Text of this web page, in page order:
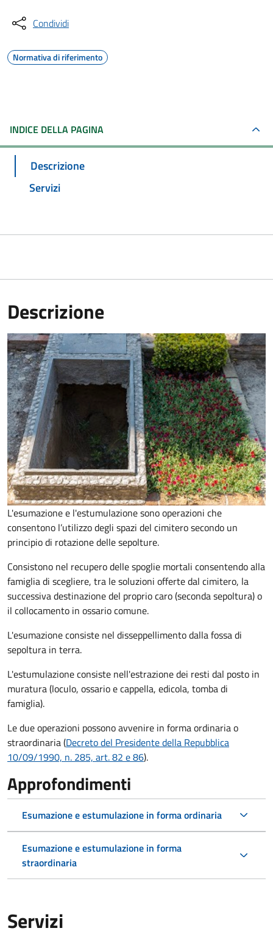
Condividi
Normativa di riferimento
INDICE DELLA PAGINA
Descrizione
Servizi
Descrizione
L'esumazione e l'estumulazione sono operazioni che
consentono l’utilizzo degli spazi del cimitero secondo un
principio di rotazione delle sepolture.
Consistono nel recupero delle spoglie mortali consentendo alla
famiglia di scegliere, tra le soluzioni offerte dal cimitero, la
successiva destinazione del proprio caro (seconda sepoltura)o
il collocamento in ossario comune.
L'esumazione consiste nel disseppellimento dalla fossa di
sepoltura in terra.
L'estumulazione consiste nell'estrazione dei resti dal posto in
muratura (loculo, ossario e cappella, edicola, tomba di
famiglia).
Le due operazioni possono avvenire in forma ordinaria o
straordinaria (Decreto del Presidente della Repubblica
10/09/1990, n. 285, art. 82 e 86).
Approfondimenti
Esumazione e estumulazione in forma ordinaria
Esumazione e estumulazione in forma
straordinaria
Servizi